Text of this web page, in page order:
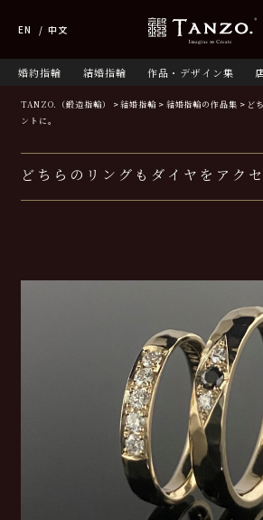
婚約指輪 結婚指輪 作品・デザイン集
EN 中文
TANZO.（鍛造指輪） 結婚指輪 結婚指輪の作品集
ど
ントに。
どちらのリングもダイヤをアクセ